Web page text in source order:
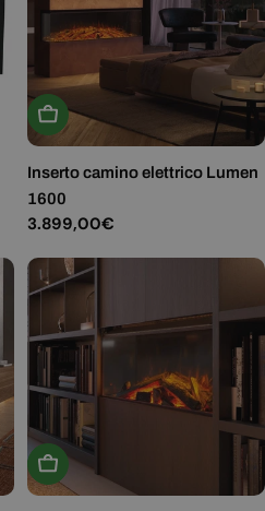
Aggiungi Al Carrello
Inserto camino elettrico Lumen
1600
Prezzo
3.899,00€
Aggiungi Al Carrello